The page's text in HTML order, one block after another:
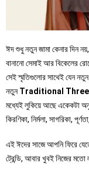
ঈদ শুধু নতুন জামা কেনার দিন
বানানো সেমাই আর বিকেলের
সেই স্মৃতিগুলোর সাথেই যেন
নতুনTraditional
মধ্যেই লুকিয়ে আছে একেকটা
কিরণিকা, নির্মলা, সাগরিকা,
এই ঈদের সাজে আপনি ফিরে
ট্রেন্ডি, আবার খুবই নিজের মতো